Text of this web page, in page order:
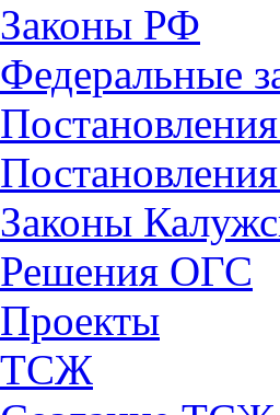
Законы РФ
Федеральные
Законы
Решения ОГС
Проекты
ТСЖ